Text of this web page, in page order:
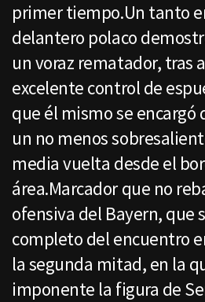
primer tiempo.Un tanto
delantero polaco
un voraz rematador, tras
excelente control de
que él mismo se encargó
un no menos
media vuelta desde el
área.Marcador que no
ofensiva del Bayern, que
completo del encuentro
la segunda mitad, en la
imponente la figura de